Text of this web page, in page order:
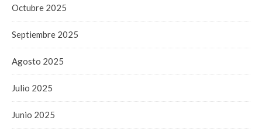
Octubre 2025
Septiembre 2025
Agosto 2025
Julio 2025
Junio 2025